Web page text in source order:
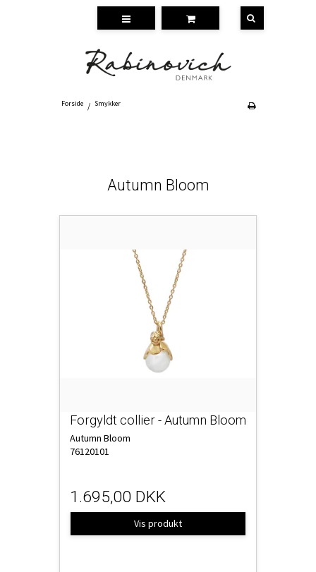
Forside / Smykker
Autumn Bloom
Forgyldt collier - Autumn Bloom
Autumn Bloom
76120101
1.695,00 DKK
Vis produkt